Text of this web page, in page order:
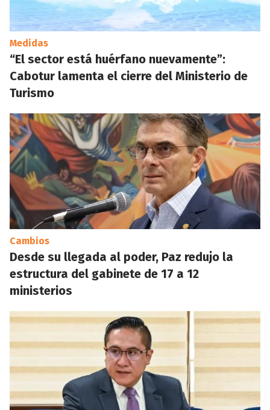
Medidas
“El sector está huérfano nuevamente”:
Cabotur lamenta el cierre del Ministerio de
Turismo
Cambios
Desde su llegada al poder, Paz redujo la
estructura del gabinete de 17 a 12
ministerios